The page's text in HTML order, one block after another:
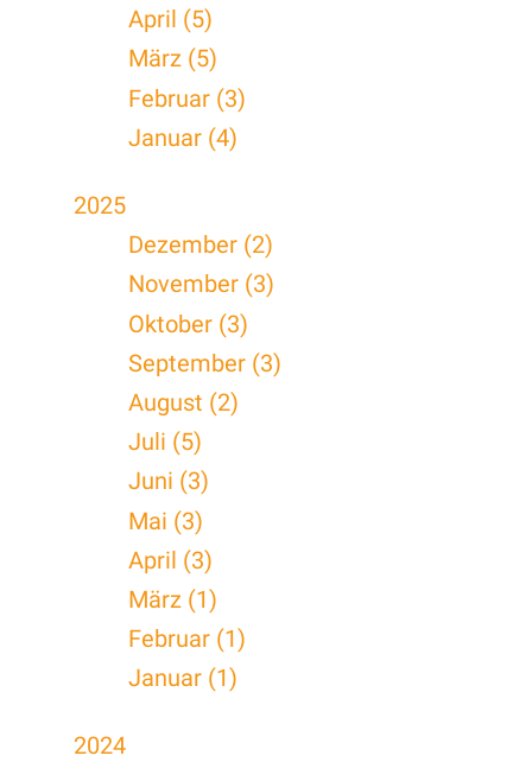
April (5)
März (5)
Februar (3)
Januar (4)
2025
Dezember (2)
November (3)
Oktober (3)
September (3)
August (2)
Juli (5)
Juni (3)
Mai (3)
April (3)
März (1)
Februar (1)
Januar (1)
2024